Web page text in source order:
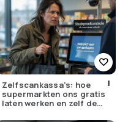
Zelfscankassa’s: hoe
supermarkten ons gratis
laten werken en zelf de